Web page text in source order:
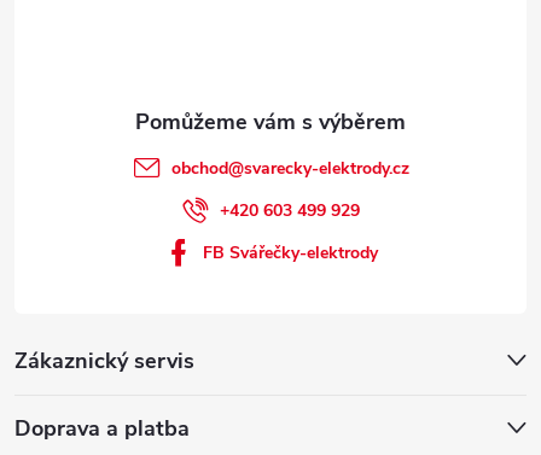
Zákaznický servis
Doprava a platba
obchod@svarecky-elektrody.cz
+420 603 499 929
FB Svářečky-elektrody